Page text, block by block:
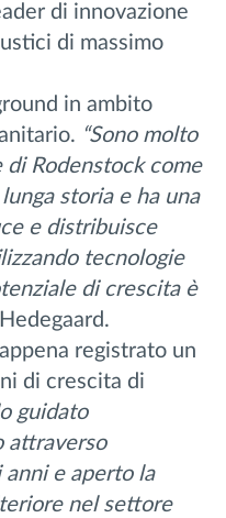
di innovazione
di massimo
in ambito
“Sono molto
Rodenstock come
lunga storia e ha una
e distribuisce
tecnologie
di crescita è
registrato un
di crescita di
guidato
attraverso
anni e aperto la
nel settore